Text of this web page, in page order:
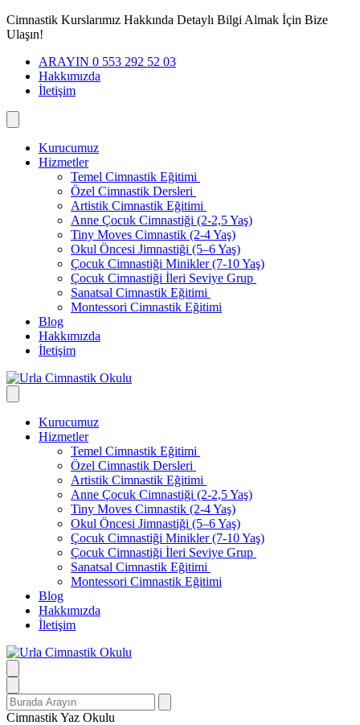
İçeriğe
geç
Cimnastik Kurslarımız Hakkında Detaylı Bilgi Almak İçin Bize
Ulaşın!
ARAYIN 0 553 292 52 03
Hakkımızda
İletişim
Kurucumuz
Hizmetler
Temel Cimnastik Eğitimi
Özel Cimnastik Dersleri
Artistik Cimnastik Eğitimi
Anne Çocuk Cimnastiği (2-2,5 Yaş)
Tiny Moves Cimnastik (2-4 Yaş)
Okul Öncesi Jimnastiği (5–6 Yaş)
Çocuk Cimnastiği Minikler (7-10 Yaş)
Çocuk Cimnastiği İleri Seviye Grup
Sanatsal Cimnastik Eğitimi
Montessori Cimnastik Eğitimi
Blog
Hakkımızda
İletişim
Kurucumuz
Hizmetler
Temel Cimnastik Eğitimi
Özel Cimnastik Dersleri
Artistik Cimnastik Eğitimi
Anne Çocuk Cimnastiği (2-2,5 Yaş)
Tiny Moves Cimnastik (2-4 Yaş)
Okul Öncesi Jimnastiği (5–6 Yaş)
Çocuk Cimnastiği Minikler (7-10 Yaş)
Çocuk Cimnastiği İleri Seviye Grup
Sanatsal Cimnastik Eğitimi
Montessori Cimnastik Eğitimi
Blog
Hakkımızda
İletişim
Search
for:
Cimnastik Yaz Okulu